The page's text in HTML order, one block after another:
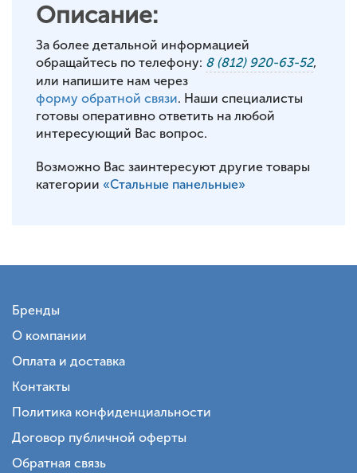
Описание:
За более детальной информацией
обращайтесь по телефону: 8 (812) 920-63-52,
или напишите нам через
форму обратной связи. Наши специалисты
готовы оперативно ответить на любой
интересующий Вас вопрос.
Возможно Вас заинтересуют другие товары
категории «Стальные панельные»
Бренды
О компании
Оплата и доставка
Контакты
Политика конфиденциальности
Договор публичной оферты
Обратная связь